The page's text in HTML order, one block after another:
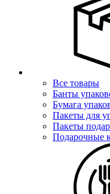
Все товары
Банты
Бумага
Пакеты для
Пакеты
Подарочные